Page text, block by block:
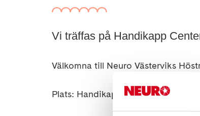
Vi träffas på Handikapp
Välkomna till Neuro Västerviks
Plats: Handikapp Center,